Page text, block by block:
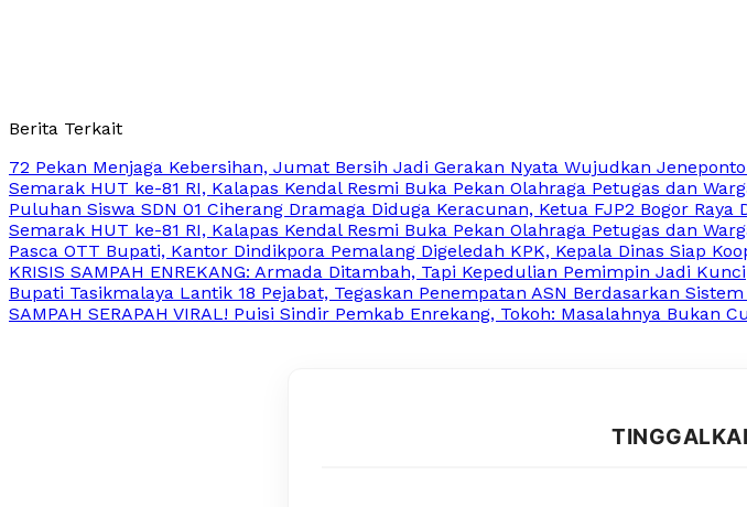
Berita Terkait
72 Pekan Menjaga Kebersihan, Jumat Bersih Jadi Gerakan Nyata Wujudkan
Semarak HUT ke-81 RI, Kalapas Kendal Resmi Buka Pekan Olahraga Petugas dan
Puluhan Siswa SDN 01 Ciherang Dramaga Diduga Keracunan, Ketua FJP2 Bogor
Semarak HUT ke-81 RI, Kalapas Kendal Resmi Buka Pekan Olahraga Petugas dan
Pasca OTT Bupati, Kantor Dindikpora Pemalang Digeledah KPK, Kepala Dinas Siap
KRISIS SAMPAH ENREKANG: Armada Ditambah, Tapi Kepedulian Pemimpin Jadi Kunci
Bupati Tasikmalaya Lantik 18 Pejabat, Tegaskan Penempatan ASN Berdasarkan
SAMPAH SERAPAH VIRAL! Puisi Sindir Pemkab Enrekang, Tokoh: Masalahnya Bukan